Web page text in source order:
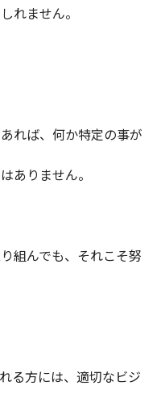
れません。
れば、何か特定の事が
ありません。
組んでも、それこそ努
る方には、適切なビジ